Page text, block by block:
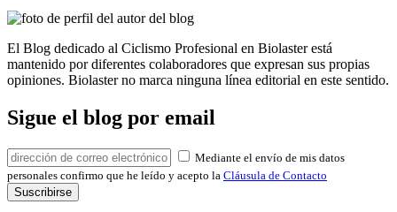
El Blog dedicado al Ciclismo Profesional en Biolaster está
mantenido por diferentes colaboradores que expresan sus propias
opiniones. Biolaster no marca ninguna línea editorial en este sentido.
Sigue el blog por email
Mediante el envío de mis datos
personales confirmo que he leído y acepto la Cláusula de Contacto